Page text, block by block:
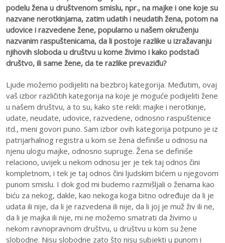
podelu žena u društvenom smislu, npr., na majke i one koje su
nazvane nerotkinjama, zatim udatih i neudatih žena, potom na
udovice i razvedene žene, popularno u našem okruženju
nazvanim raspuštenicama, da li postoje razlike u izražavanju
njihovih sloboda u društvu u kome živimo i kako podstaći
društvo, ili same žene, da te razlike prevaziđu?
Ljude možemo podijeliti na bezbroj kategorija. Međutim, ovaj
vaš izbor različitih kategorija na koje je moguće podijeliti žene
u našem društvu, a to su, kako ste rekli: majke i nerotkinje,
udate, neudate, udovice, razvedene, odnosno raspuštenice
itd., meni govori puno. Sam izbor ovih kategorija potpuno je iz
patrijarhalnog registra u kom se žena definiše u odnosu na
njenu ulogu majke, odnosno supruge. Žena se definiše
relaciono, uvijek u nekom odnosu jer je tek taj odnos čini
kompletnom, i tek je taj odnos čini ljudskim bićem u njegovom
punom smislu. I dok god mi budemo razmišljali o ženama kao
biću za nekog, dakle, kao nekoga koga bitno određuje da li je
udata ili nije, da li je razvedena ili nije, da li joj je muž živ ili ne,
da li je majka ili nije, mi ne možemo smatrati da živimo u
nekom ravnopravnom društvu, u društvu u kom su žene
slobodne. Nisu slobodne zato što nisu subjekti u punom i